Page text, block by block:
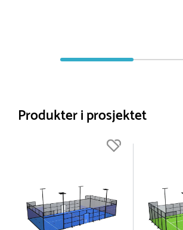
Produkter i prosjektet